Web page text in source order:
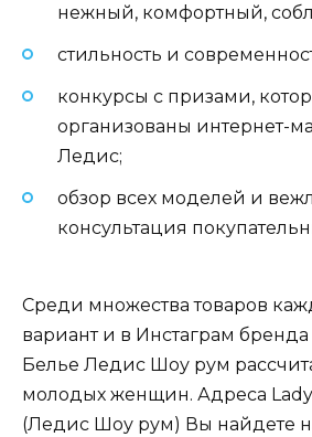
нежный, комфортный,
стильность и
конкурсы с призами,
организованы интернет-
Ледис;
обзор всех моделей и
консультация
Среди множества товаров
вариант и в Инстаграм бренда
Белье Ледис Шоу рум
молодых женщин. Адреса
(Ледис Шоу рум) Вы найдете